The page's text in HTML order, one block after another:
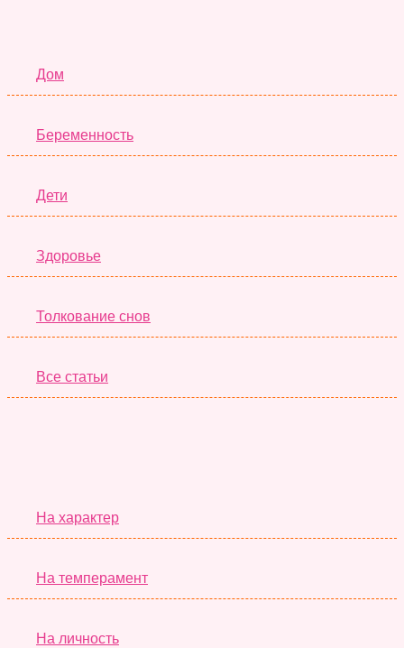
Дом
Беременность
Дети
Здоровье
Толкование снов
Все статьи
На характер
На темперамент
На личность